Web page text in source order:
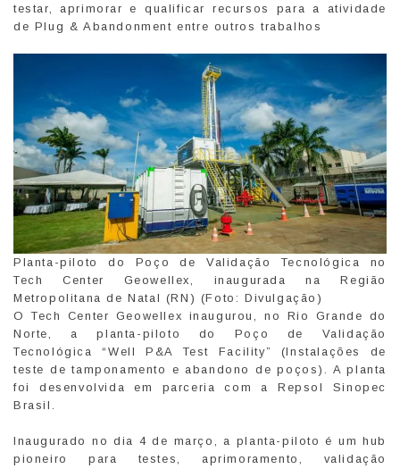
testar, aprimorar e qualificar recursos para a atividade
de Plug & Abandonment entre outros trabalhos
Planta-piloto do Poço de Validação Tecnológica no
Tech Center Geowellex, inaugurada na Região
Metropolitana de Natal (RN) (Foto: Divulgação)
O Tech Center Geowellex inaugurou, no Rio Grande do
Norte, a planta-piloto do Poço de Validação
Tecnológica “Well P&A Test Facility” (Instalações de
teste de tamponamento e abandono de poços). A planta
foi desenvolvida em parceria com a Repsol Sinopec
Brasil.
Inaugurado no dia 4 de março, a planta-piloto é um hub
pioneiro para testes, aprimoramento, validação